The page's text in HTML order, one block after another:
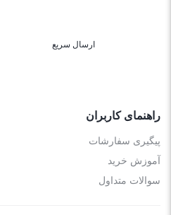
ارسال سریع
راهنمای کاربران
پیگیری سفارشات
آموزش خرید
سوالات متداول